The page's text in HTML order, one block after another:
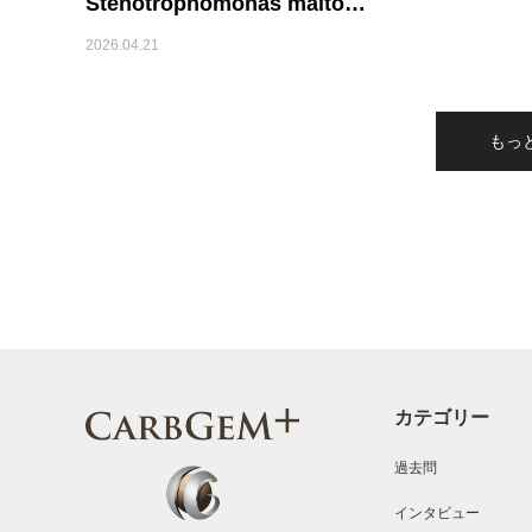
2026.04.21
もっ
カテゴリー
過去問
インタビュー